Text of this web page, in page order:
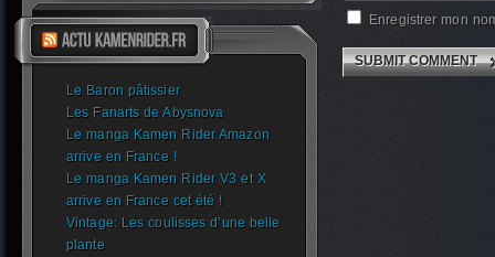
Le Baron pâtissier
Les Fanarts de Abysnova
Le manga Kamen Rider Amazon
arrive en France !
Le manga Kamen Rider V3 et X
arrive en France cet été !
Vintage: Les coulisses d’une belle
plante
Enregistrer mon